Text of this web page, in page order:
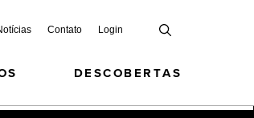
Contato Login
DESCOBERTAS